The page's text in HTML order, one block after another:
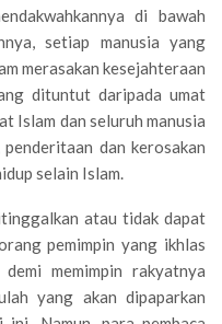
di bawah
setiap manusia yang
merasakan kesejahteraan
dituntut daripada umat
Islam dan seluruh manusia
dan kerosakan
selain Islam.
atau tidak dapat
pemimpin yang ikhlas
demi memimpin rakyatnya
yang akan dipaparkan